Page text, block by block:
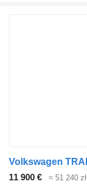
11 900 € ≈ 51 240 zł